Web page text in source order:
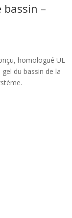
bassin –
homologué UL
du bassin de la